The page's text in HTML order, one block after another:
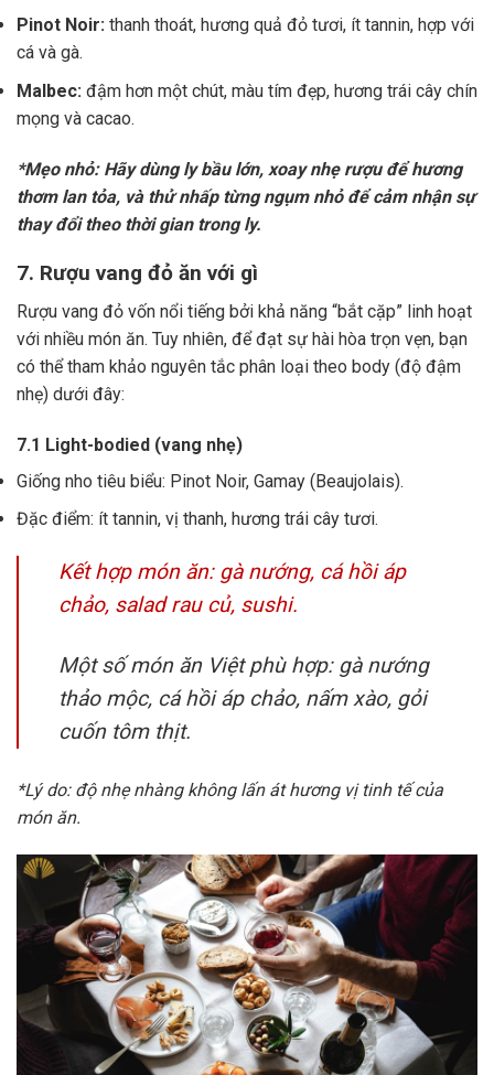
Pinot Noir: thanh thoát, hương quả đỏ tươi, ít tannin, hợp với
cá và gà.
Malbec: đậm hơn một chút, màu tím đẹp, hương trái cây chín
mọng và cacao.
*Mẹo nhỏ: Hãy dùng ly bầu lớn, xoay nhẹ rượu để hương
thơm lan tỏa, và thử nhấp từng ngụm nhỏ để cảm nhận sự
thay đổi theo thời gian trong ly.
7. Rượu vang đỏ ăn với gì
Rượu vang đỏ vốn nổi tiếng bởi khả năng “bắt cặp” linh hoạt
với nhiều món ăn. Tuy nhiên, để đạt sự hài hòa trọn vẹn, bạn
có thể tham khảo nguyên tắc phân loại theo body (độ đậm
nhẹ) dưới đây:
7.1 Light-bodied (vang nhẹ)
Giống nho tiêu biểu: Pinot Noir, Gamay (Beaujolais).
Đặc điểm: ít tannin, vị thanh, hương trái cây tươi.
Kết hợp món ăn: gà nướng, cá hồi áp
chảo, salad rau củ, sushi.
Một số món ăn Việt phù hợp: gà nướng
thảo mộc, cá hồi áp chảo, nấm xào, gỏi
cuốn tôm thịt.
*Lý do: độ nhẹ nhàng không lấn át hương vị tinh tế của
món ăn.